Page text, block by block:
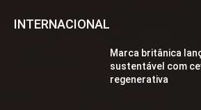
INTERNACIONAL
Marca britânica
sustentável com
regenerativa